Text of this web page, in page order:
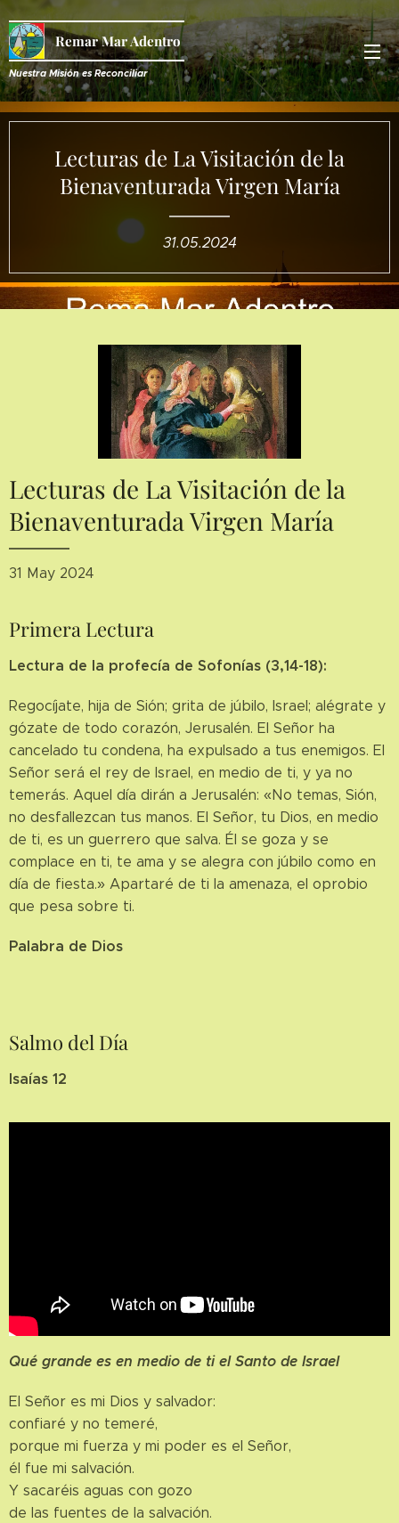
Remar Mar Adentro
Nuestra Misión es Reconciliar
Lecturas de La Visitación de la
Bienaventurada Virgen María
31.05.2024
Lecturas de La Visitación de la
Bienaventurada Virgen María
31 May 2024
Primera Lectura
Lectura de la profecía de Sofonías (3,14-18):
Regocíjate, hija de Sión; grita de júbilo, Israel; alégrate y
gózate de todo corazón, Jerusalén. El Señor ha
cancelado tu condena, ha expulsado a tus enemigos. El
Señor será el rey de Israel, en medio de ti, y ya no
temerás. Aquel día dirán a Jerusalén: «No temas, Sión,
no desfallezcan tus manos. El Señor, tu Dios, en medio
de ti, es un guerrero que salva. Él se goza y se
complace en ti, te ama y se alegra con júbilo como en
día de fiesta.» Apartaré de ti la amenaza, el oprobio
que pesa sobre ti.
Palabra de Dios
Salmo del Día
Isaías 12
Qué grande es en medio de ti el Santo de Israel
El Señor es mi Dios y salvador:
confiaré y no temeré,
porque mi fuerza y mi poder es el Señor,
él fue mi salvación.
Y sacaréis aguas con gozo
de las fuentes de la salvación.